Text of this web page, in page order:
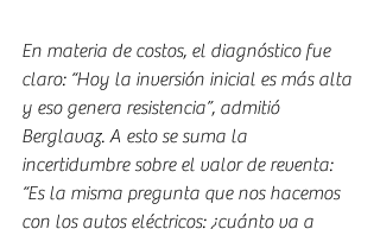
En materia de costos, el diagnóstico fue
claro: “Hoy la inversión inicial es más alta
y eso genera resistencia”, admitió
Berglavaz. A esto se suma la
incertidumbre sobre el valor de reventa:
“Es la misma pregunta que nos hacemos
con los autos eléctricos: ¿cuánto va a